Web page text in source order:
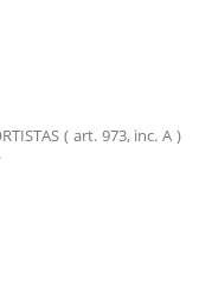
( art. 973, inc. A )